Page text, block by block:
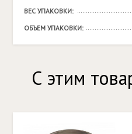
ВЕС УПАКОВКИ:
ОБЪЕМ УПАКОВКИ:
С этим